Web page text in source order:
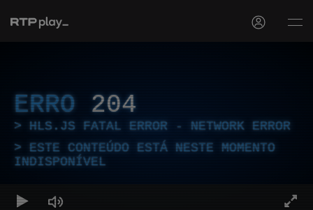
ERRO 204
HLS.JS FATAL ERROR - NETWORK ERROR
ESTE CONTEÚDO ESTÁ NESTE MOMENTO
INDISPONÍVEL